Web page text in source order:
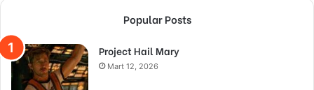
Popular Posts
Project Hail Mary
Mart 12, 2026